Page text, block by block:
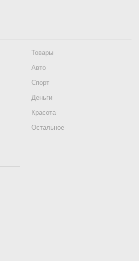
Товары
Авто
Спорт
Деньги
Красота
Остальное